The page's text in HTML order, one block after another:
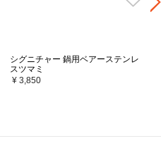
シグニチャー 鍋用ベアーステンレ
スツマミ
¥ 3,850